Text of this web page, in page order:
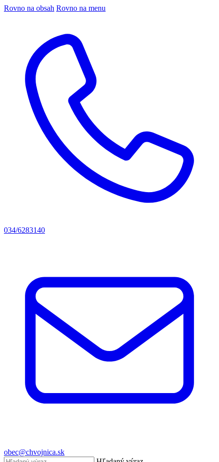
Rovno na obsah Rovno na menu
034/6283140
obec@chvojnica.sk